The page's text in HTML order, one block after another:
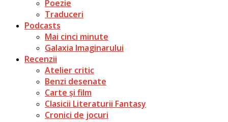
Poezie
Traduceri
Podcasts
Mai cinci minute
Galaxia Imaginarului
Recenzii
Atelier critic
Benzi desenate
Carte și film
Clasicii Literaturii Fantasy
Cronici de jocuri